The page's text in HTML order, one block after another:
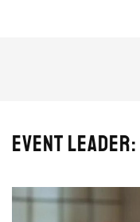
Event leader: